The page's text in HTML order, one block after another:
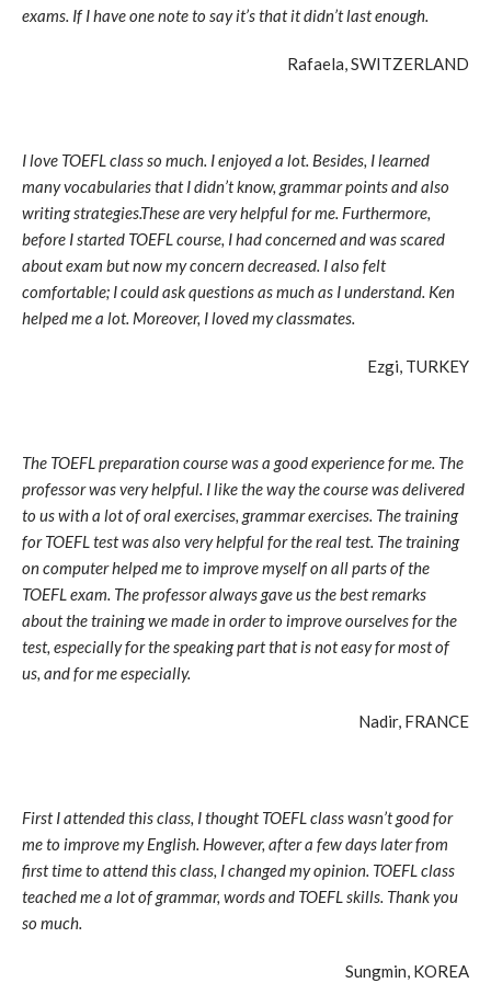
exams. If I have one note to say it’s that it didn’t last enough.
Rafaela, SWITZERLAND
I love TOEFL class so much. I enjoyed a lot. Besides, I learned
many vocabularies that I didn’t know, grammar points and also
writing strategies.These are very helpful for me. Furthermore,
before I started TOEFL course, I had concerned and was scared
about exam but now my concern decreased. I also felt
comfortable; I could ask questions as much as I understand. Ken
helped me a lot. Moreover, I loved my classmates.
Ezgi, TURKEY
The TOEFL preparation course was a good experience for me. The
professor was very helpful. I like the way the course was delivered
to us with a lot of oral exercises, grammar exercises. The training
for TOEFL test was also very helpful for the real test. The training
on computer helped me to improve myself on all parts of the
TOEFL exam. The professor always gave us the best remarks
about the training we made in order to improve ourselves for the
test, especially for the speaking part that is not easy for most of
us, and for me especially.
Nadir, FRANCE
First I attended this class, I thought TOEFL class wasn’t good for
me to improve my English. However, after a few days later from
first time to attend this class, I changed my opinion. TOEFL class
teached me a lot of grammar, words and TOEFL skills. Thank you
so much.
Sungmin, KOREA